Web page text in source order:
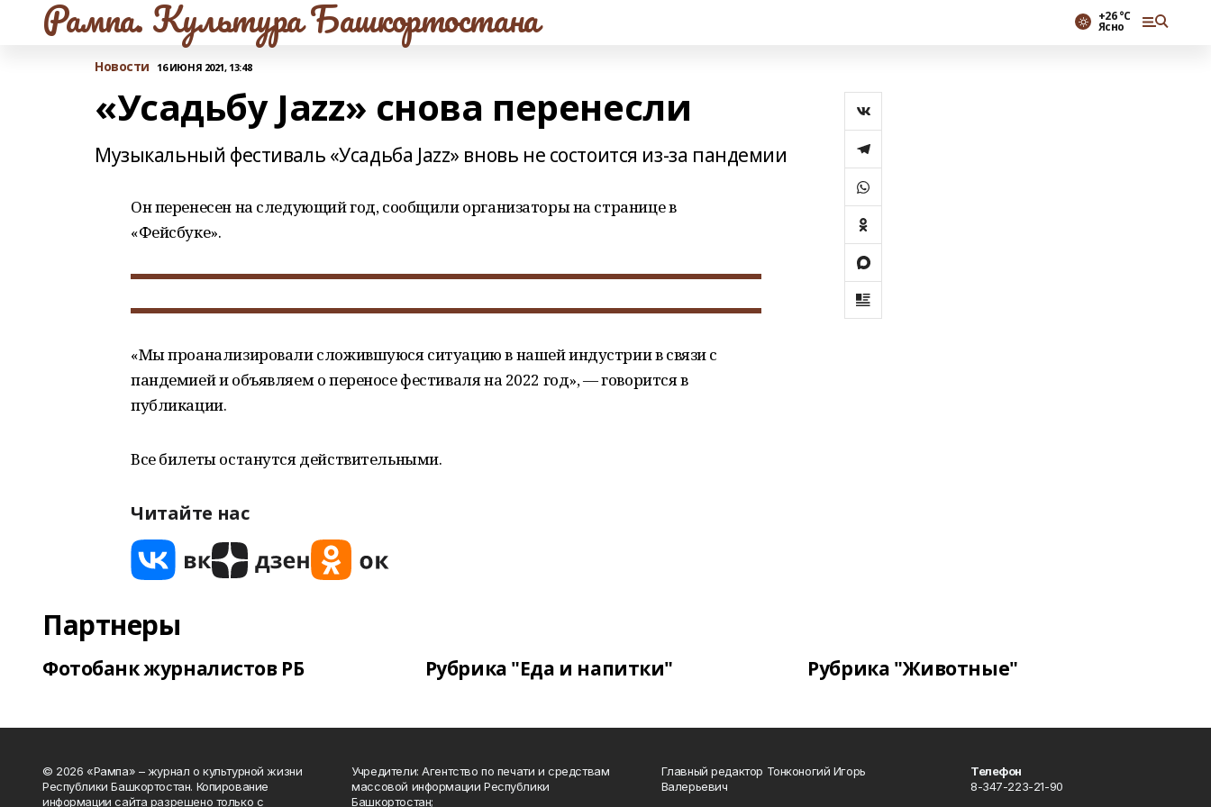
Рампа. Культура Башкортостана +26 °С
Ясно
Новости 16 ИЮНЯ 2021, 13:48
«Усадьбу Jazz» снова перенесли
Музыкальный фестиваль «Усадьба Jazz» вновь не состоится из-за пандемии
Он перенесен на следующий год, сообщили организаторы на странице в
«Фейсбуке».
«Мы проанализировали сложившуюся ситуацию в нашей индустрии в связи с
пандемией и объявляем о переносе фестиваля на 2022 год», — говорится в
публикации.
Все билеты останутся действительными.
Читайте нас
Партнеры
Фотобанк журналистов РБ Рубрика "Еда и напитки" Рубрика "Животные"
© 2026 «Рампа» – журнал о культурной жизни
Республики Башкортостан. Копирование
информации сайта разрешено только с
Учредители: Агентство по печати и средствам
массовой информации Республики
Башкортостан;
Главный редактор Тонконогий Игорь
Валерьевич
Телефон
8-347-223-21-90